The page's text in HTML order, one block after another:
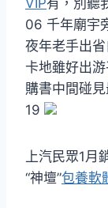
06 千年廟宇
夜年老手出
卡地雖好出
購書中間碰
19
上汽民眾1
“神壇”包養軟